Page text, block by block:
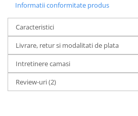
Informatii conformitate produs
Caracteristici
Livrare, retur si modalitati de plata
Intretinere camasi
Review-uri(2)